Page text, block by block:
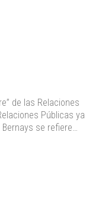
de las Relaciones
Públicas ya
se refiere…